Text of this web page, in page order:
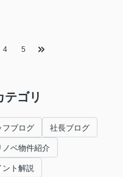
4 5
テゴリ
フブログ 社長ブログ
ノベ物件紹介
ント解説